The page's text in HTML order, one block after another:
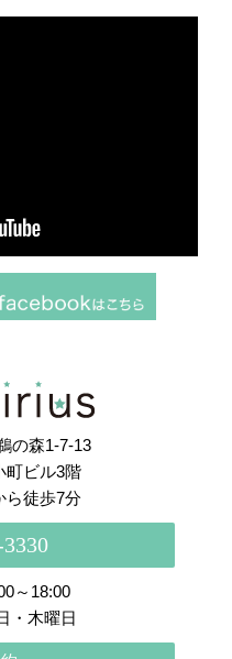
Instagram でフォロー
の森1-7-13
町ビル3階
ら徒歩7分
～18:00
・木曜日